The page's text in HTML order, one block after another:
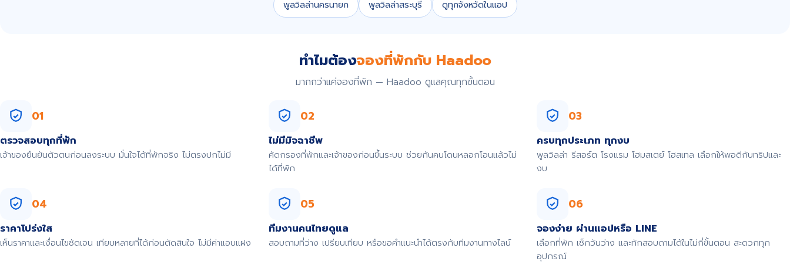
พูลวิลล่านครนายก พูลวิลล่าสระบุรี ดูทุกจังหวัดในแอป
ทำไมต้องจองที่พักกับ Haadoo
มากกว่าแค่จองที่พัก — Haadoo ดูแลคุณทุกขั้นตอน
01
ตรวจสอบทุกที่พัก
เจ้าของยืนยันตัวตนก่อนลงระบบ มั่นใจได้ที่พักจริง ไม่ตรงปกไม่มี
02
ไม่มีมิจฉาชีพ
คัดกรองที่พักและเจ้าของก่อนขึ้นระบบ ช่วยกันคนโดนหลอกโอนแล้วไม่
ได้ที่พัก
03
ครบทุกประเภท ทุกงบ
พูลวิลล่า รีสอร์ต โรงแรม โฮมสเตย์ โฮสเทล เลือกให้พอดีกับทริปและ
งบ
04
ราคาโปร่งใส
เห็นราคาและเงื่อนไขชัดเจน เทียบหลายที่ได้ก่อนตัดสินใจ ไม่มีค่าแอบแฝง
05
ทีมงานคนไทยดูแล
สอบถามที่ว่าง เปรียบเทียบ หรือขอคำแนะนำได้ตรงกับทีมงานทางไลน์
06
จองง่าย ผ่านแอปหรือ LINE
เลือกที่พัก เช็กวันว่าง และทักสอบถามได้ในไม่กี่ขั้นตอน สะดวกทุก
อุปกรณ์